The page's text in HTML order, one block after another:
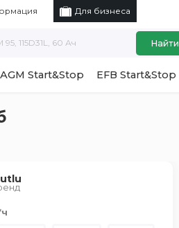
Для бизнеса
Найти
AGM Start&Stop EFB Start&Stop